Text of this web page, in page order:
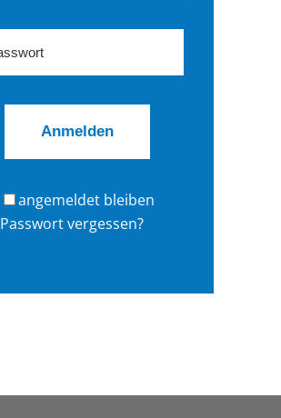
angemeldet bleiben
Passwort vergessen?